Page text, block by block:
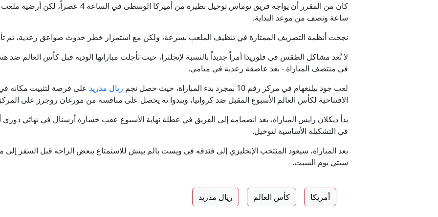
انجاز رياضي جديد في الملاكمة.. جولان ربيع عرابي يحصد ذهبية في بطولة
استدعاء الناشط الفحماوي نائل محاميد للتحقيق في القدس وإبعاده عن المسجد
لغز هرمز.. لماذا يستمر شلل الملاحة رغم الهدن والمسارات
طهران ومسقط تبحثان مسارًا جديدًا عبر هرمز.. وعراقجي يحدد شروط
طهران تضع 6 شروط لإعادة فتح مضيق هرمز وتطالب واشنطن برفع العقوبات
كان من المقرر أن يواجه فريق توماس توخيل نظيره من
ساعة ونصف من موعد البداية.
نجحت أنظمة التصريف الممتازة في تنظيف الملعب بسرعة، ولكن مع استمرار خطر حدوث صواعق رعدية، تم تأجيل
في منتصف المباراة - بعد عاصفة رعدية في ميامي.
لعب جود بيلنغهام في مركز رقم 10 بمجرد بدء المباراة، حيث حصل نجم
ريال مدريد على فرصة لتثبيت مكانه في
الافتتاحية لكأس العالم الأسبوع المقبل ضد كرواتيا، ويبدوا نه يحصل على منافسة من مورغان روجرز على
بدأ ديكلان رايس المباراة، بعد انضمامه إلى الفريق في عطلة نهاية الأسبوع عقب خسارة أرسنال في نهائي دوري
في التشكيلة الأساسية لتوخيل.
بعد المباراة، سيعود المنتخب الإنجليزي إلى فندقه في ويست بالم بيتش للاستمتاع ببعض الراحة قبل السفر
سيتي يوم السبت.
أمريكا كأس العالم ريال مدريد